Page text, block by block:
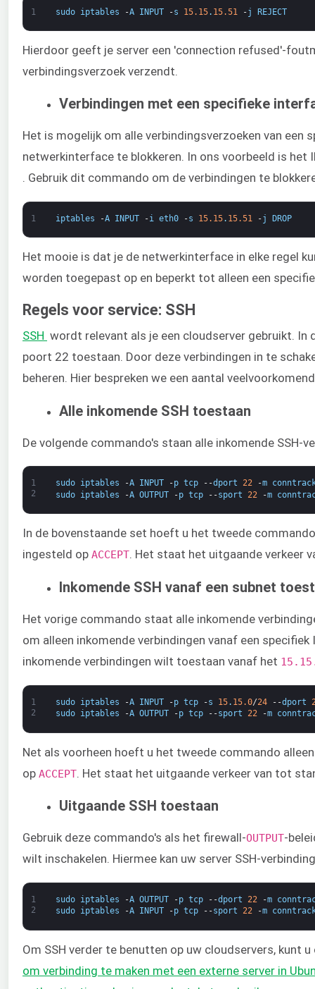
1 sudo iptables -A INPUT -s 15.15. 15.51 -j REJECT
Hierdoor geeft je server een 'connection refused'-
verbindingsverzoek verzendt.
Verbindingen met een specifieke
Het is mogelijk om alle verbindingsverzoeken van een
netwerkinterface te blokkeren. In ons voorbeeld is het
. Gebruik dit commando om de verbindingen te
1 iptables -A INPUT -i eth0 -s 15.15. 15.51 -j DROP
Het mooie is dat je de netwerkinterface in elke regel
worden toegepast op en beperkt tot alleen een
Regels voor service: SSH
SSH
wordt relevant als je een cloudserver gebruikt.
poort 22 toestaan. Door deze verbindingen in te
beheren. Hier bespreken we een aantal
Alle inkomende SSH toestaan
De volgende commando's staan alle inkomende SSH-
1
2
sudo iptables -A INPUT -p tcp --dport 22 -m
sudo
iptables -A OUTPUT -p tcp --sport 22 -m
In de bovenstaande set hoeft u het tweede
ingesteld op ​ ACCEPT​. Het staat het uitgaande verkeer
Inkomende SSH vanaf een subnet
Het vorige commando staat alle inkomende
om alleen inkomende verbindingen vanaf een
inkomende verbindingen wilt toestaan vanaf het ​
1
2
sudo iptables -A INPUT -p tcp -s 15. 15.0/24 --dport
sudo
iptables -A OUTPUT -p tcp --sport 22 -m
Net als voorheen hoeft u het tweede commando
op ​ACCEPT ​. Het staat het uitgaande verkeer van tot
Uitgaande SSH toestaan
Gebruik deze commando's als het firewall-​OUTPUT​-
wilt inschakelen. Hiermee kan uw server SSH-
1
2
sudo iptables -A OUTPUT -p tcp --dport 22 -m
sudo
iptables -A INPUT -p tcp --sport 22 -m
Om SSH verder te benutten op uw cloudservers, kunt
om verbinding te maken met een externe server in